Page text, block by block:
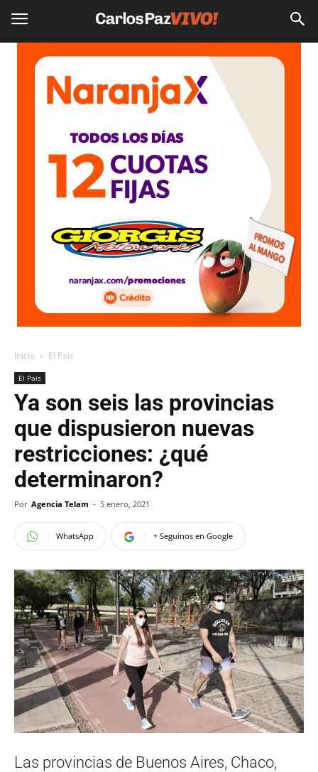
Inicio El Pais
El Pais
Ya son seis las provincias
que dispusieron nuevas
restricciones: ¿qué
determinaron?
Por Agencia Telam - 5 enero, 2021
WhatsApp + Seguinos en Google
Las provincias de Buenos Aires, Chaco,